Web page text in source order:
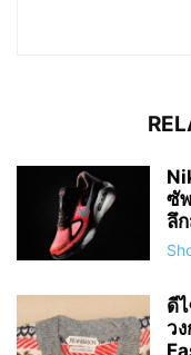
ซั
ลึ
ดี
ว